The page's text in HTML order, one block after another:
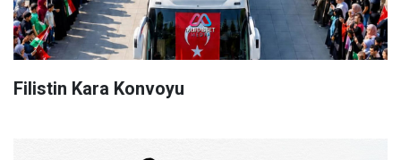
Filistin Kara Konvoyu